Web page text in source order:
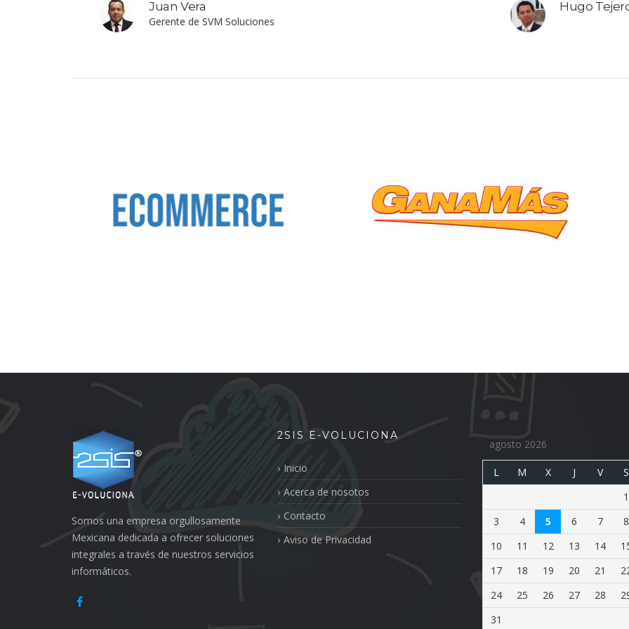
Juan Vera
Gerente de SVM Soluciones
Hugo
Somos una empresa orgullosamente
Mexicana dedicada a ofrecer soluciones
integrales a través de nuestros servicios
informáticos.
2SIS E-VOLUCIONA
Inicio
Acerca de nosotos
Contacto
Aviso de Privacidad
agosto 2026
L M X J V
S
1
3
4 5 6 7
8
10
11 12 13 14
17
18 19 20 21
24
25 26 27 28
31